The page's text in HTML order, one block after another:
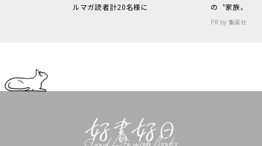
ルマガ読者計20名様に
の〝家族〟
PR by 集英社